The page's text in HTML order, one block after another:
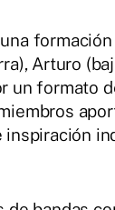
Arturo
un formato
inspiración